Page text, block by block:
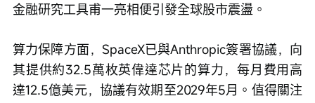
金融研究工具甫一亮相便引發全球股市震盪。
算力保障方面，SpaceX已與Anthropic簽署協議，向
其提供約32.5萬枚英偉達芯片的算力，每月費用高
達12.5億美元，協議有效期至2029年5月。值得關注